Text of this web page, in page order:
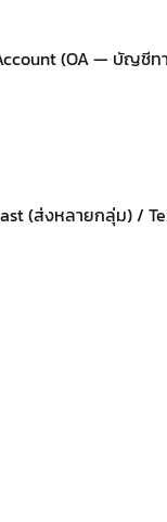
(OA — บัญชีท
(ส่งหลายกลุ่ม) /